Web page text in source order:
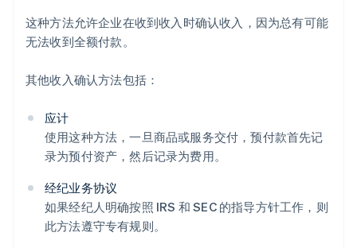
这种方法允许企业在收到收入时确认收入，因为总有可能
无法收到全额付款。
其他收入确认方法包括：
应计
使用这种方法，一旦商品或服务交付，预付款首先记
录为预付资产，然后记录为费用。
经纪业务协议
如果经纪人明确按照 IRS 和 SEC 的指导方针工作，则
此方法遵守专有规则。